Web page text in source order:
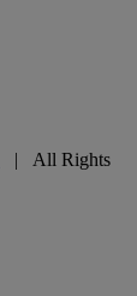
| All Rights